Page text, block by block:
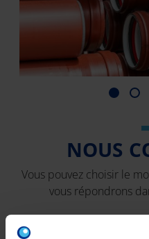
NOUS
Vous pouvez choisir le
vous répondrons